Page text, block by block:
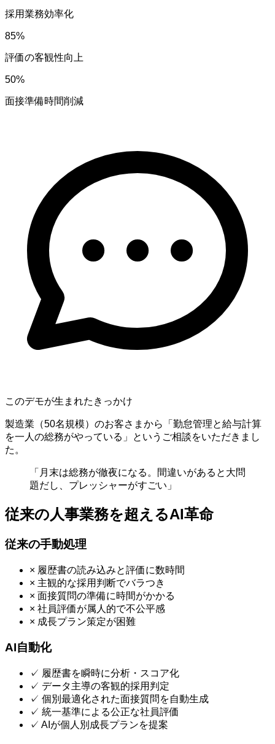
採用業務効率化
85%
評価の客観性向上
50%
面接準備時間削減
このデモが生まれたきっかけ
製造業（50名規模）のお客さまから「勤怠管理と給与計算
を一人の総務がやっている」というご相談をいただきまし
た。
「月末は総務が徹夜になる。間違いがあると大問
題だし、プレッシャーがすごい」
従来の人事業務を超えるAI革命
従来の手動処理
× 履歴書の読み込みと評価に数時間
× 主観的な採用判断でバラつき
× 面接質問の準備に時間がかかる
× 社員評価が属人的で不公平感
× 成長プラン策定が困難
AI自動化
✓ 履歴書を瞬時に分析・スコア化
✓ データ主導の客観的採用判定
✓ 個別最適化された面接質問を自動生成
✓ 統一基準による公正な社員評価
✓ AIが個人別成長プランを提案